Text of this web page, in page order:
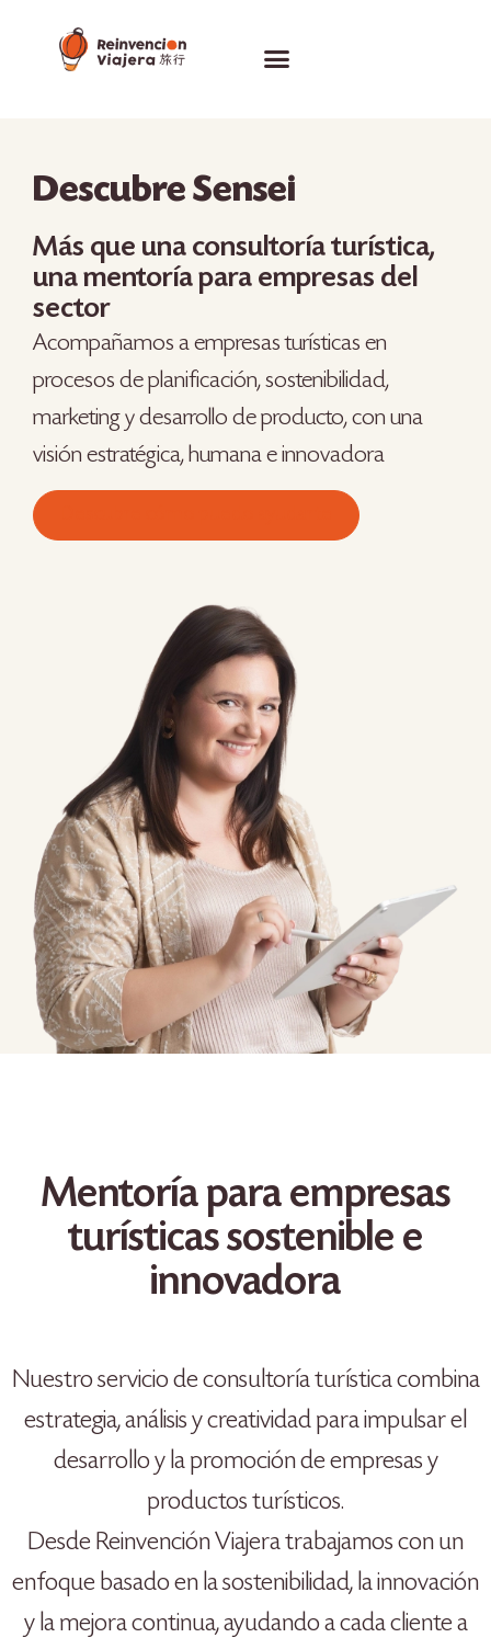
Descubre Sensei
Más que una consultoría turística,
una mentoría para empresas del
sector
Acompañamos a empresas turísticas en
procesos de planificación, sostenibilidad,
marketing y desarrollo de producto, con una
visión estratégica, humana e innovadora
Mentoría para empresas
turísticas sostenible e
innovadora
Nuestro servicio de consultoría turística combina
estrategia, análisis y creatividad para impulsar el
desarrollo y la promoción de empresas y
productos turísticos.
Desde Reinvención Viajera trabajamos con un
enfoque basado en la sostenibilidad, la innovación
y la mejora continua, ayudando a cada cliente a